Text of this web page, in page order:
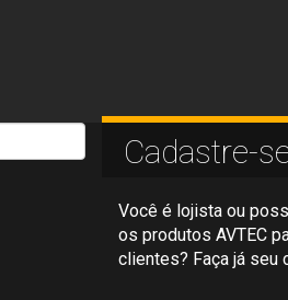
Cadastre-
Você é lojista ou
os produtos AVTEC
clientes? Faça já seu